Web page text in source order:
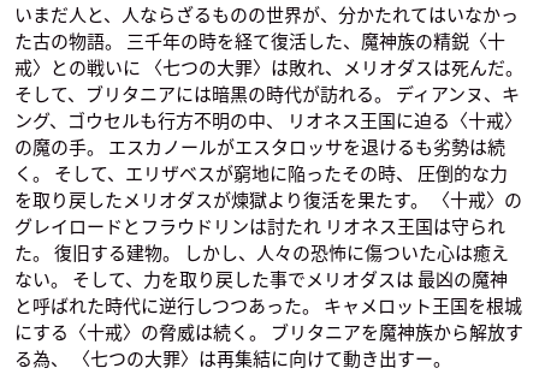
エレイン
声優：小岩井ことり
アーサー・ペンドラ
ゴン
声優：國立幸
いまだ人と、人ならざるものの世界が、分かたれてはいなかっ
た古の物語。 三千年の時を経て復活した、魔神族の精鋭〈十
戒〉との戦いに 〈七つの大罪〉は敗れ、メリオダスは死んだ。
そして、ブリタニアには暗黒の時代が訪れる。 ディアンヌ、キ
ング、ゴウセルも行方不明の中、 リオネス王国に迫る〈十戒〉
の魔の手。 エスカノールがエスタロッサを退けるも劣勢は続
く。 そして、エリザベスが窮地に陥ったその時、 圧倒的な力
を取り戻したメリオダスが煉獄より復活を果たす。 〈十戒〉の
グレイロードとフラウドリンは討たれ リオネス王国は守られ
た。 復旧する建物。 しかし、人々の恐怖に傷ついた心は癒え
ない。 そして、力を取り戻した事でメリオダスは 最凶の魔神
と呼ばれた時代に逆行しつつあった。 キャメロット王国を根城
にする〈十戒〉の脅威は続く。 ブリタニアを魔神族から解放す
る為、 〈七つの大罪〉は再集結に向けて動き出すー。